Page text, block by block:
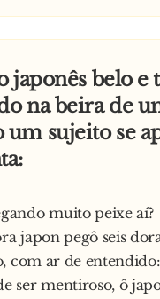
travesseiro.
Está caindo um
ah! - gargalha a
foi pescar!
japonês belo
na beira de
um sujeito se
muito peixe aí?
japon pegô seis
com ar de entendido:
ser mentiroso, ô